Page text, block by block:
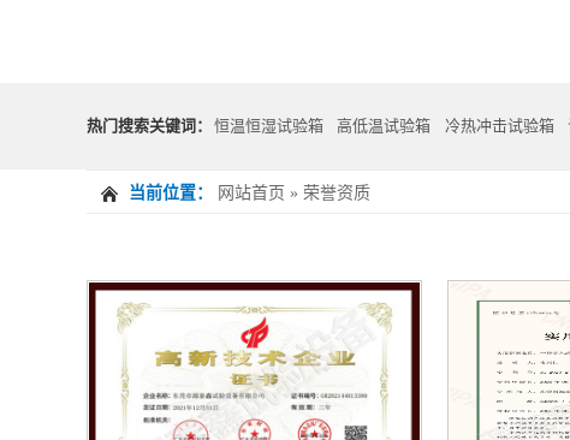
热门搜索关键词： 恒温恒湿试验箱 高低温试验箱 冷热冲击试验箱
当前位置： 网站首页 » 荣誉资质